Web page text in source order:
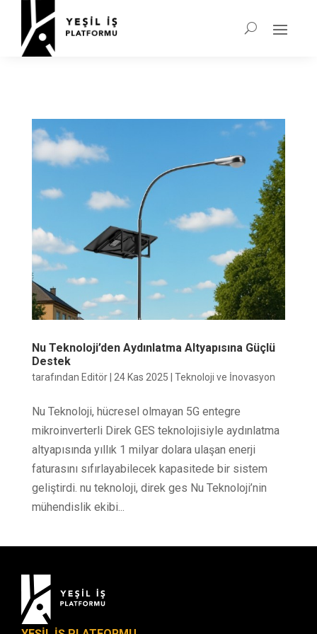
Nu Teknoloji’den Aydınlatma Altyapısına Güçlü
Destek
tarafından Editör| 24 Kas 2025 | Teknoloji ve İnovasyon
Nu Teknoloji, hücresel olmayan 5G entegre
mikroinverterli Direk GES teknolojisiyle aydınlatma
altyapısında yıllık 1 milyar dolara ulaşan enerji
faturasını sıfırlayabilecek kapasitede bir sistem
geliştirdi. nu teknoloji, direk ges Nu Teknoloji’nin
mühendislik ekibi...